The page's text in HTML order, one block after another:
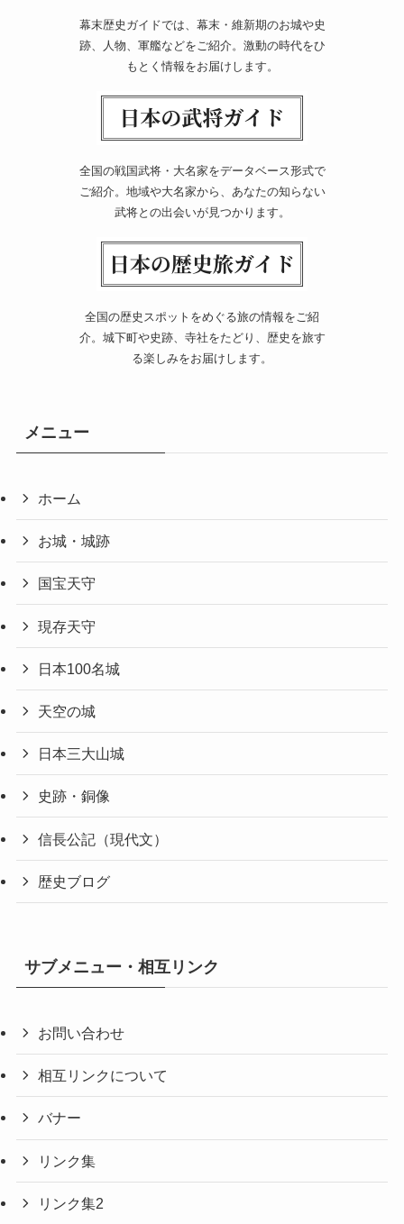
幕末歴史ガイドでは、幕末・維新期のお城や史
跡、人物、軍艦などをご紹介。激動の時代をひ
もとく情報をお届けします。
全国の戦国武将・大名家をデータベース形式で
ご紹介。地域や大名家から、あなたの知らない
武将との出会いが見つかります。
全国の歴史スポットをめぐる旅の情報をご紹
介。城下町や史跡、寺社をたどり、歴史を旅す
る楽しみをお届けします。
メニュー
ホーム
お城・城跡
国宝天守
現存天守
日本100名城
天空の城
日本三大山城
史跡・銅像
信長公記（現代文）
歴史ブログ
サブメニュー・相互リンク
お問い合わせ
相互リンクについて
バナー
リンク集
リンク集2